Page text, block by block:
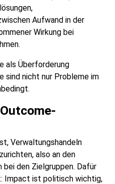
Aufwand in der
Wirkung bei
als Überforderung
sind nicht nur Probleme im
Verwaltungshandeln
also an den
den Zielgruppen. Dafür
Impact ist politisch wichtig,